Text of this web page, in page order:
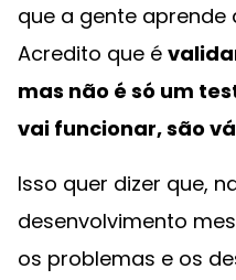
que a gente aprende
Acredito que é
mas não é só um
vai funcionar, são
Isso quer dizer que,
desenvolvimento
os problemas e os